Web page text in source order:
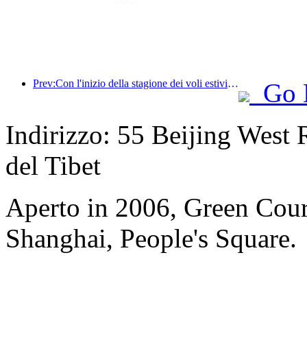
Prev:Con l'inizio della stagione dei voli estivi e autunnali, 41 nuove destinazioni sono state aggiunte ai tre aeroporti dell'isola di Hainan.
Go
Indirizzo: 55 Beijing West
del Tibet
Aperto in 2006, Green
Shanghai, People's Square.